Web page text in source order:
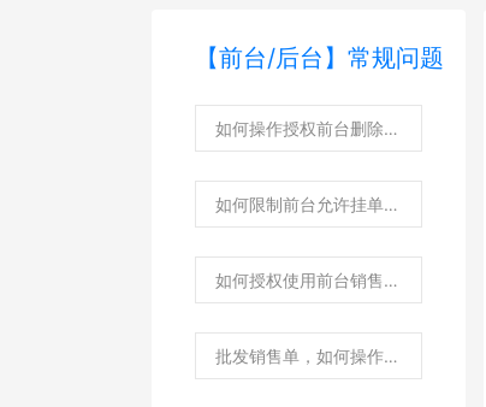
【前台/后台】常规问题
如何操作授权前台删除支付异常订单数据权限？
如何限制前台允许挂单最大数量？
如何授权使用前台销售单复制功能？
批发销售单，如何操作本单商品统一批量调价？